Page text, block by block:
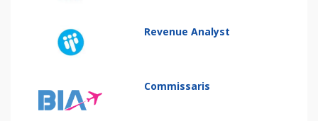
Revenue Analyst
Commissaris